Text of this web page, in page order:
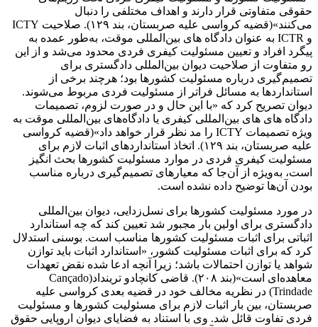
حقوقی متفاوتی قرار دارند و اهداف مختلفی را دنبال
می‌کنند»(قضیه کرواسی علیه صربستان، بند ۱۲۹). صلاحیت ICTY
و ICTR به عنوان دادگاه های بین‌المللی موقت، به‌طور عمده به
پیگرد افراد و تعیین مسئولیت کیفری فردی محدود می‌شد و از این
رو متفاوت از صلاحیت دیوان بین‌المللی دادگستری برای
تصمیم‌گیری درباره مسئولیت کشورها بود؛ هرچند برخی از
استانداردها به مسائل فراتر از مسئولیت فردی مربوط می‌شوند.
دیوان تصریح کرد که «با این حال و در صورت لزوم، تصمیمات
دادگاه های های بین‌المللی کیفری یا دادگاه‌های بین‌المللی موقت به
ویژه تصمیمات ICTY را مد نظر قرار خواهد داد»(قضیه کرواسی
علیه صربستان، بند ۱۲۹). اتخاذ استانداردهای اثبات لازم برای
مسئولیت کیفری فردی در موارد مسئولیت کشورها بحث ‌انگیز
است، به‌ویژه از آن‌جا که معیارهای تصمیم‌گیری درباره مناسب
بودن آن‌ها توضیح داده نشده است.
در مورد مسئولیت کشورها برای نسل‌زدایی، دیوان بین‌المللی
دادگستری برای اولین بار مجبور شد تعیین کند که چه استاندارد
اثباتی برای اثبات مسئولیت کشورها مناسب است. بوسنی استدلال
کرد که برای اثبات مسئولیت کشور، «استاندارد اثبات باید توازن
شواهد یا توازن احتمالات باشد؛ زیرا آنچه ادعا شده نقض تعهدات
معاهده‌ای است»(بند ۲۰۸). قاضی کانچادو ترینداد(Cançado
Trindade) در نظریه مخالف خود در قضیه بعدی کرواسی علیه
صربستان، بین بار اثبات لازم برای مسئولیت کشورها و مسئولیت
فردی تفاوت قائل شد. وی با استناد به فضایای دیوان اروپایی حقوق